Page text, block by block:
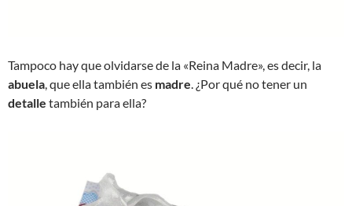
Tampoco hay que olvidarse de la «Reina Madre», es decir, la
abuela, que ella también es madre. ¿Por qué no tener un
detalle también para ella?